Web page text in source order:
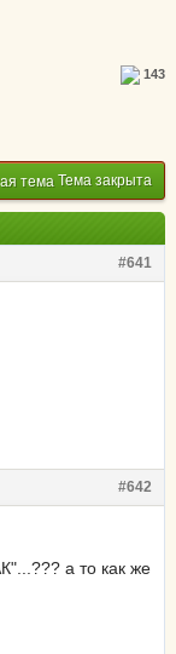
143
Тема закрыта
#641
#642
а то как же